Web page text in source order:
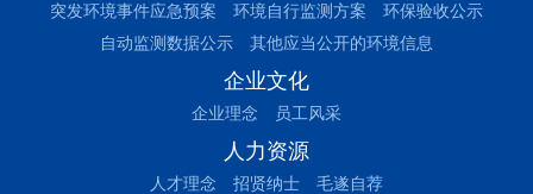
突发环境事件应急预案 环境自行监测方案
环保验收公示
自动监测数据公示
其他应当公开的环境信息
企业文化
企业理念 员工风采
人力资源
人才理念 招贤纳士 毛遂自荐